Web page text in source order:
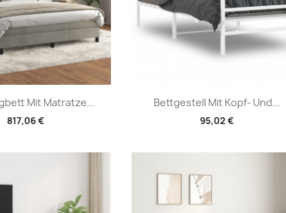
Mit Matratze...
817,06 €
Vorschau Bettgestell Mit Kopf- Und...
95,02 €
Vorschau